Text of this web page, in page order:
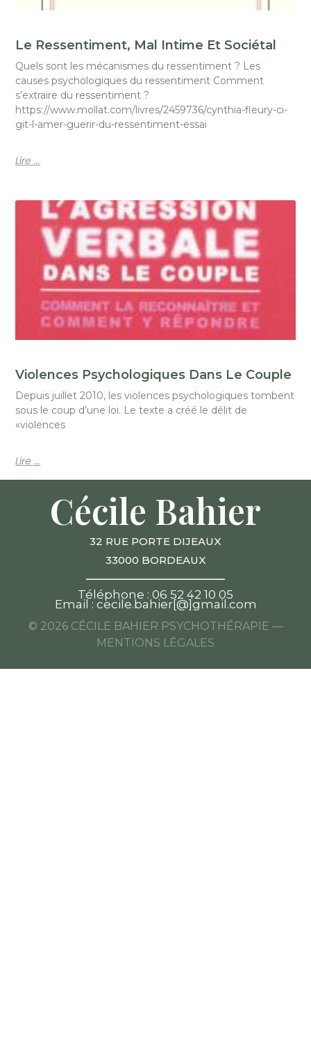
Le Ressentiment, Mal Intime Et Sociétal
Quels sont les mécanismes du ressentiment ? Les
causes psychologiques du ressentiment Comment
s’extraire du ressentiment ?
https://www.mollat.com/livres/2459736/cynthia-fleury-ci-
git-l-amer-guerir-du-ressentiment-essai
Lire ...
Violences Psychologiques Dans Le Couple
Depuis juillet 2010, les violences psychologiques tombent
sous le coup d’une loi. Le texte a créé le délit de
«violences
Lire ...
Cécile Bahier
32 RUE PORTE DIJEAUX
33000 BORDEAUX
____________________
Téléphone : 06 52 42 10 05
Email : cecile.bahier[@]gmail.com
© 2026 CÉCILE BAHIER PSYCHOTHÉRAPIE —
MENTIONS LÉGALES